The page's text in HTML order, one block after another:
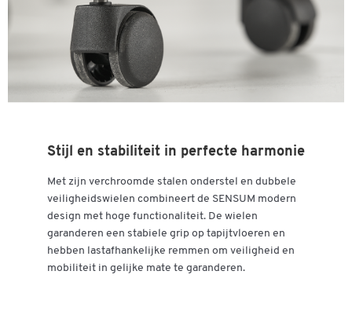
Stijl en stabiliteit in perfecte harmonie
Met zijn verchroomde stalen onderstel en dubbele
veiligheidswielen combineert de SENSUM modern
design met hoge functionaliteit. De wielen
garanderen een stabiele grip op tapijtvloeren en
hebben lastafhankelijke remmen om veiligheid en
mobiliteit in gelijke mate te garanderen.